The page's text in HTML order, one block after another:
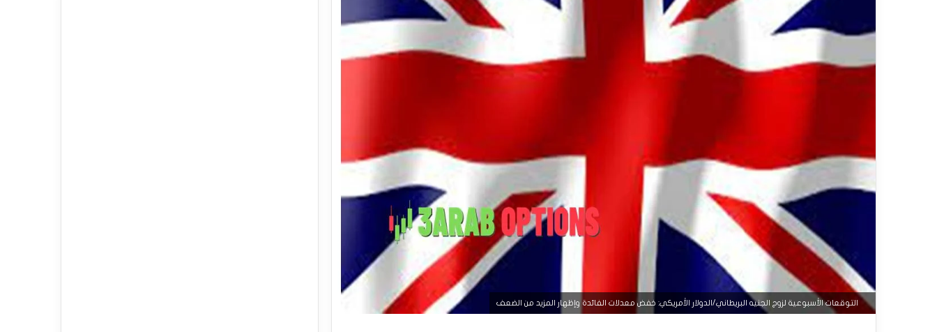
التوقعات الأسبوعية لزوج الجنيه البريطاني/الدولار الأمريكي: خفض معدلات الفائدة وإظهار المزيد من الضعف